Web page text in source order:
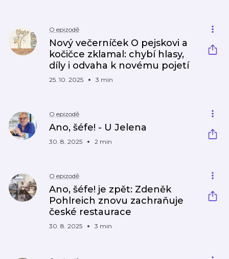
O epizodě
Nový večerníček O pejskovi a
kočičce zklamal: chybí hlasy,
díly i odvaha k novému pojetí
25. 10. 2025 3 min
O epizodě
Ano, šéfe! - U Jelena
30. 8. 2025 2 min
O epizodě
Ano, šéfe! je zpět: Zdeněk
Pohlreich znovu zachraňuje
české restaurace
30. 8. 2025 3 min